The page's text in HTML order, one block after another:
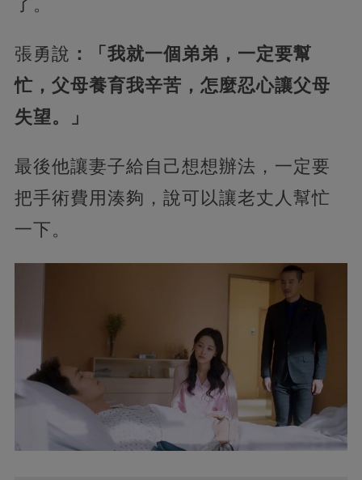
了。
張勇說 ：「我就一個弟弟，一定要幫
忙，父母養育我辛苦，怎麼忍心讓父母
失望。」
最後他讓妻子給自己想想辦法，一定要
把手術費用湊夠，說可以讓老丈人幫忙
一下。